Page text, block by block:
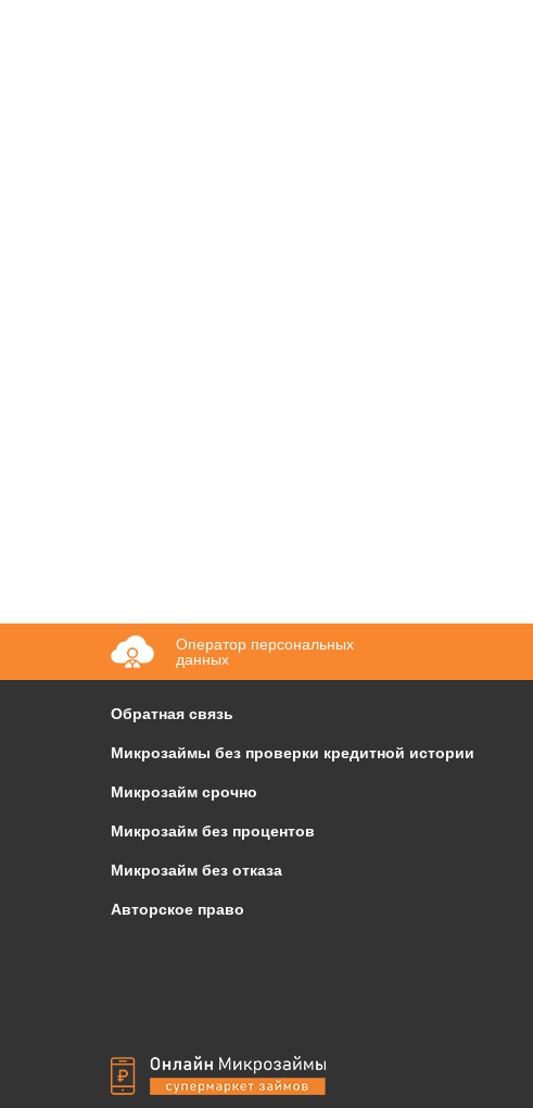
Оператор персональных
данных
Обратная связь
Микрозаймы без проверки кредитной истории
Микрозайм срочно
Микрозайм без процентов
Микрозайм без отказа
Авторское право